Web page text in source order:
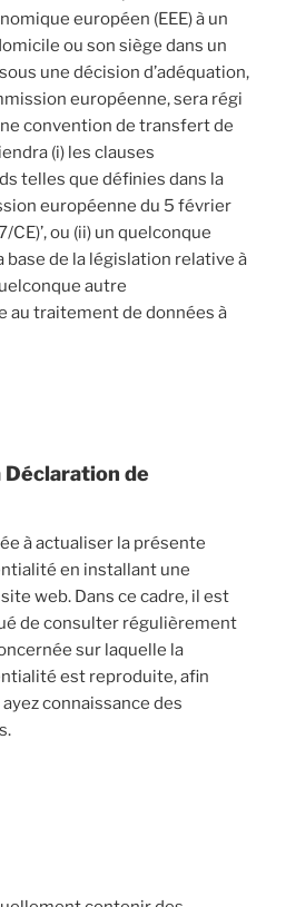
européen (EEE) à un
ou son siège dans un
une décision d’adéquation,
européenne, sera régi
convention de transfert de
(i) les clauses
telles que définies dans la
européenne du 5 février
ou (ii) un quelconque
base de la législation relative à
autre
au traitement de données à
de
à actualiser la présente
en installant une
web. Dans ce cadre, il est
de consulter régulièrement
sur laquelle la
est reproduite, afin
connaissance des